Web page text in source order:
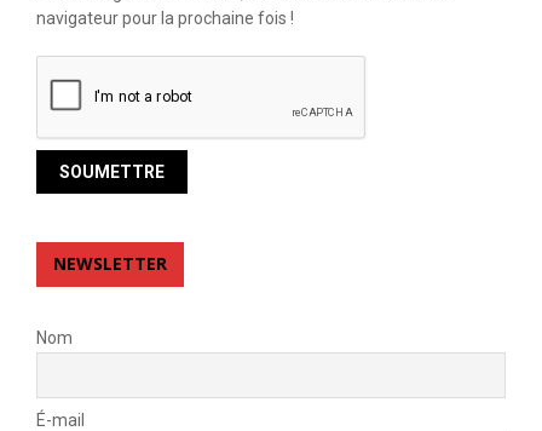
navigateur pour la prochaine fois !
NEWSLETTER
Nom
É-mail